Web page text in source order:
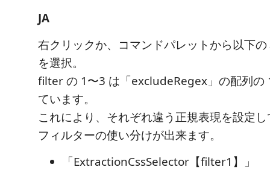
JA
右クリックか、コマンドパレットから以下
を選択。
filter の 1〜3 は「excludeRegex」の配列の
ています。
これにより、それぞれ違う正規表現を設定
フィルターの使い分けが出来ます。
「ExtractionCssSelector【filter1】」